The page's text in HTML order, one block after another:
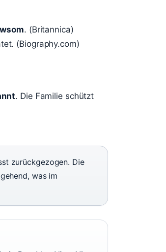
. (Britannica)
(Biography.com)
. Die Familie schützt
zurückgezogen. Die
was im